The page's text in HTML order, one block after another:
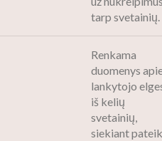
tarp svetainių.
Renkama
duomenys
lankytojo
iš kelių
svetainių,
siekiant